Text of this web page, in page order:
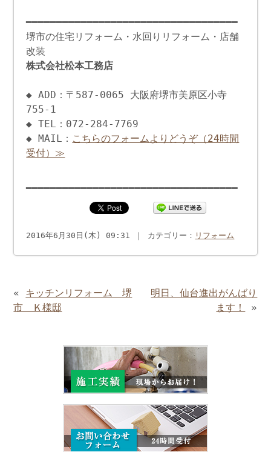
━━━━━━━━━━━━━━━━━━━━━━━━━━━━━━━━━━━
堺市の住宅リフォーム・水回りリフォーム・店舗
改装
株式会社松本工務店
◆ ADD：〒587-0065 大阪府堺市美原区小寺
755-1
◆ TEL：072-284-7769
◆ MAIL： こちらのフォームよりどうぞ（24時間
受付）≫
━━━━━━━━━━━━━━━━━━━━━━━━━━━━━━━━━━━
2016年6月30日(木) 09:31 ｜ カテゴリー： リフォーム
« キッチンリフォーム 堺
市 Ｋ様邸
明日、仙台進出がんばり
ます！
»